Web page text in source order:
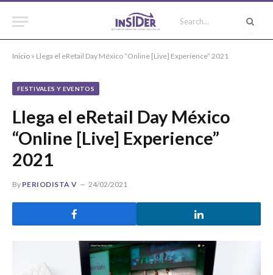
Inicio » Llega el eRetail Day México “Online [Live] Experience” 2021
FESTIVALES Y EVENTOS
Llega el eRetail Day México
“Online [Live] Experience”
2021
By PERIODISTA V 24/02/2021